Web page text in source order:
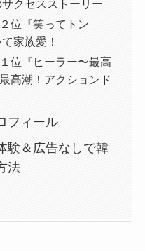
クセスストーリー
位『笑ってトン
家族愛！
位『ヒーラー〜最高
高潮！アクションド
フィール
験＆広告なしで韓
法